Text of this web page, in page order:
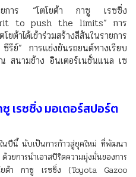
ายการ “โตโยต้า กาซู เรซซิ่ง
to push the limits” การ
ได้เข้าร่วมสร้างสีสันในรายการ
ย์” การแข่งขันรถยนต์ทางเรียบ
สนามช้าง อินเตอร์เนชั่นแนล เซ
เรซซิ่ง มอเตอร์สปอร์ต
นปีนี้ นับเป็นการก้าวสู่ยุคใหม่ ที่พัฒนา
การนำเอาสปิริตความมุ่งมั่นของการ
ยต้า กาซู เรซซิ่ง (Toyota Gazoo